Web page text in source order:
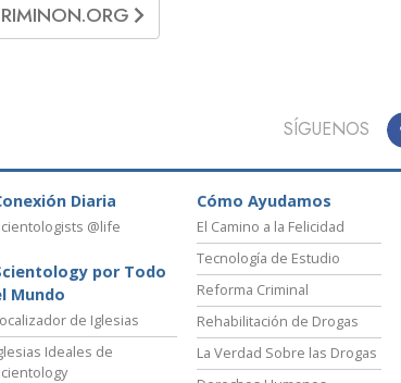
SÍGUENOS
Diaria
@life
por Todo
Mundo
de Iglesias
Ideales de
Cómo Ayudamos
El Camino a la Felicidad
Tecnología de Estudio
Reforma Criminal
Rehabilitación de Drogas
La Verdad Sobre las Drogas